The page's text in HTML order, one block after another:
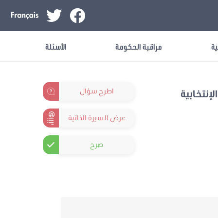
مراقبة الحكومة الأسئلة
اطرح سؤال
عرض السيرة الذاتية
صرح